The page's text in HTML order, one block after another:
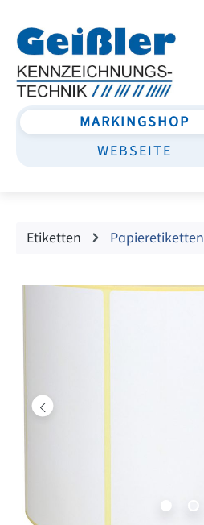
MARKINGSHOP
WEBSEITE
Etiketten Papieretiketten
Bildergalerie überspringen